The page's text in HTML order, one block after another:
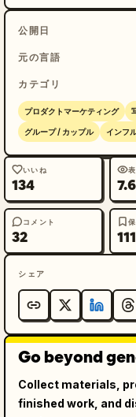
公開日
元の言語
カテゴリ
プロダクトマーケティング
グループ / カップル インフ
いいね
134
コメント
32 111
シェア
Go beyond
Collect materials,
finished work, and